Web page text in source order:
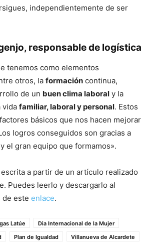
independientemente de ser
, responsable de logística
tenemos como elementos
otros, la formación continua,
de un buen clima laboral y la
vida familiar, laboral y personal. Estos
básicos que nos hacen mejorar
logros conseguidos son gracias a
el gran equipo que formamos».
a partir de un artículo realizado
Puedes leerlo y descargarlo al
de este enlace.
Latúe
Dia Internacional de la Mujer
Plan de Igualdad Villanueva de Alcardete